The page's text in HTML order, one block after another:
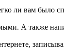
ли вам было
А также